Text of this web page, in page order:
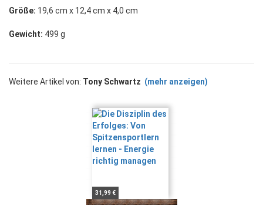
Größe: 19,6 cm x 12,4 cm x 4,0 cm
Gewicht: 499 g
Weitere Artikel von: Tony Schwartz (mehr anzeigen)
31,99 €